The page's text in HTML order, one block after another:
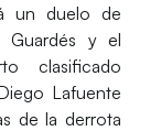
un duelo de
y el
clasificado
Lafuente
de la derrota